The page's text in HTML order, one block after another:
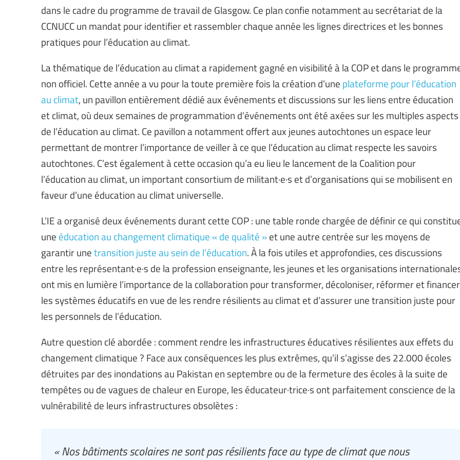
dans le cadre du programme de travail de Glasgow. Ce plan confie notamment au secrétariat de la
CCNUCC un mandat pour identifier et rassembler chaque année les lignes directrices et les bonnes
pratiques pour l’éducation au climat.
La thématique de l’éducation au climat a rapidement gagné en visibilité à la COP et dans le
non officiel. Cette année a vu pour la toute première fois la création d’une plateforme pour l’éducation
au climat, un pavillon entièrement dédié aux événements et discussions sur les liens entre éducation
et climat, où deux semaines de programmation d’événements ont été axées sur les multiples aspects
de l’éducation au climat. Ce pavillon a notamment offert aux jeunes autochtones un espace leur
permettant de montrer l’importance de veiller à ce que l’éducation au climat respecte les savoirs
autochtones. C’est également à cette occasion qu’a eu lieu le lancement de la Coalition pour
l’éducation au climat, un important consortium de militant·e·s et d’organisations qui se mobilisent en
faveur d’une éducation au climat universelle.
L’IE a organisé deux événements durant cette COP : une table ronde chargée de définir ce qui
une éducation au changement climatique « de qualité »et une autre centrée sur les moyens de
garantir unetransition juste au sein de l’éducation. À la fois utiles et approfondies, ces discussions
entre les représentant·e·s de la profession enseignante, les jeunes et les organisations
ont mis en lumière l’importance de la collaboration pour transformer, décoloniser, réformer et financer
les systèmes éducatifs en vue de les rendre résilients au climat et d’assurer une transition juste pour
les personnels de l’éducation.
Autre question clé abordée : comment rendre les infrastructures éducatives résilientes aux effets du
changement climatique ? Face aux conséquences les plus extrêmes, qu’il s’agisse des 22.000 écoles
détruites par des inondations au Pakistan en septembre ou de la fermeture des écoles à la suite de
tempêtes ou de vagues de chaleur en Europe, les éducateur·trice·s ont parfaitement conscience de la
vulnérabilité de leurs infrastructures obsolètes :
« Nos bâtiments scolaires ne sont pas résilients face au type de climat que nous